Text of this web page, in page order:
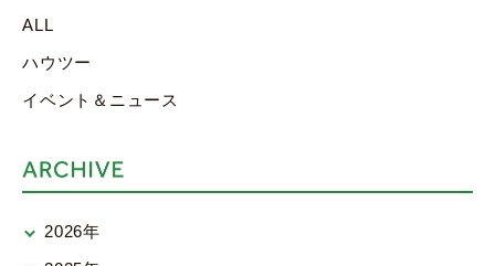
ALL
ハウツー
イベント＆ニュース
2026年